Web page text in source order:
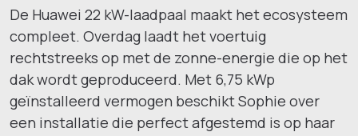
De Huawei 22 kW-laadpaal maakt het ecosysteem
compleet. Overdag laadt het voertuig
rechtstreeks op met de zonne-energie die op het
dak wordt geproduceerd. Met 6,75 kWp
geïnstalleerd vermogen beschikt Sophie over
een installatie die perfect afgestemd is op haar